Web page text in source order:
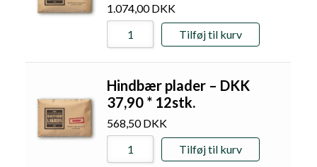
1.074,00DKK
Tilføj til kurv
Hindbær plader – DKK
37,90 * 12stk.
568,50DKK
Tilføj til kurv